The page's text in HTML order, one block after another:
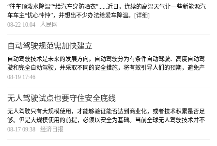
“往车顶泼水降温”“给汽车穿防晒衣”......近日，连续的高温天气让一些新能源汽
车车主“忧心忡忡”，并想出不少办法给爱车降温。 [详细]
08-22 10:04
人民网
自动驾驶规范需加快建立
自动驾驶技术是未来的发展方向。自动驾驶分为有条件自动驾驶、高度自动驾
驶和完全自动驾驶，并采取不同的安全措施，将有效引导人们的预期，避免产
生误解。[详细]
08-19 17:46
无人驾驶试点也要守住安全底线
无人驾驶只有大规模使用，才能够验证能否达到商业化，或者技术积累是否足
够。但是大规模使用的前提，必须以安全为基础。当前全球无人驾驶技术并不
成熟，自动驾驶系统的感知、识别和决策系统还存在瓶颈，整体的稳定性和可
08-17 09:38 经济日报